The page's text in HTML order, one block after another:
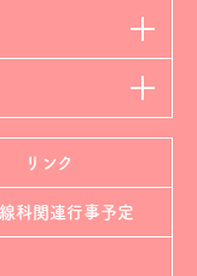
リンク
科関連行事予定